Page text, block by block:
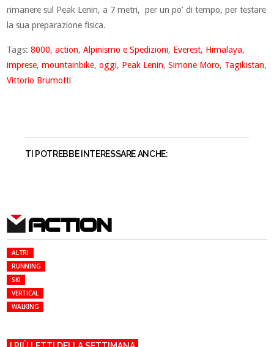
rimanere sul Peak Lenin, a 7 metri, per un po’ di tempo, per testare
la sua preparazione fisica.
Tags:8000,action,Alpinismo e Spedizioni, Everest, Himalaya,
imprese,mountainbike,oggi, Peak Lenin,Simone Moro, Tagikistan,
Vittorio Brumotti
TI POTREBBE INTERESSARE ANCHE:
ACTION
ALTRI
RUNNING
SKI
VERTICAL
WALKING